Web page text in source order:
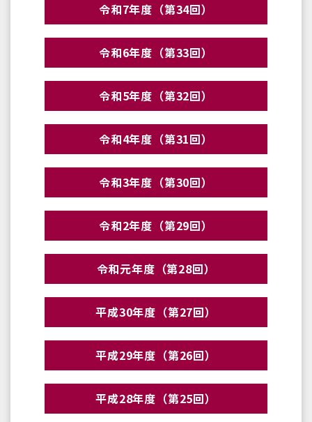
令和7年度（第34回）
令和6年度（第33回）
令和5年度（第32回）
令和4年度（第31回）
令和3年度（第30回）
令和2年度（第29回）
令和元年度（第28回）
平成30年度（第27回）
平成29年度（第26回）
平成28年度（第25回）